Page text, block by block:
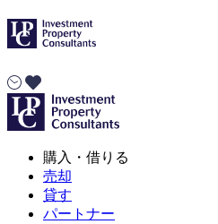
購入・借りる
売却
貸す
パートナー